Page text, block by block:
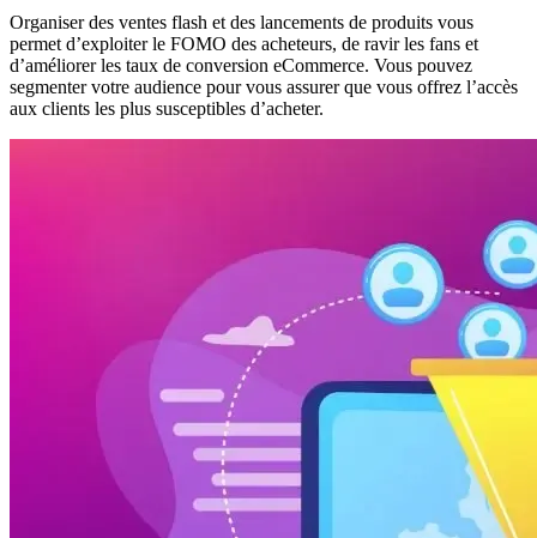
Organiser des ventes flash et des lancements de produits vous
permet d’exploiter le FOMO des acheteurs, de ravir les fans et
d’améliorer les taux de conversion eCommerce. Vous pouvez
segmenter votre audience pour vous assurer que vous offrez l’accès
aux clients les plus susceptibles d’acheter.